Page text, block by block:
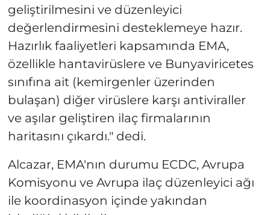
geliştirilmesini ve düzenleyici
değerlendirmesini desteklemeye hazır.
Hazırlık faaliyetleri kapsamında EMA,
özellikle hantavirüslere ve Bunyaviricetes
sınıfına ait (kemirgenler üzerinden
bulaşan) diğer virüslere karşı antiviraller
ve aşılar geliştiren ilaç firmalarının
haritasını çıkardı." dedi.
Alcazar, EMA'nın durumu ECDC, Avrupa
Komisyonu ve Avrupa ilaç düzenleyici ağı
ile koordinasyon içinde yakından